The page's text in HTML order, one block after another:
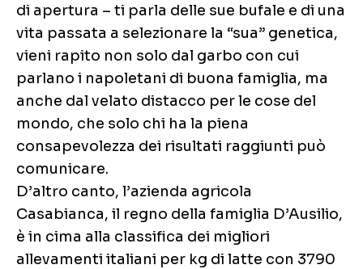
di apertura – ti parla delle sue bufale e di una
vita passata a selezionare la “sua” genetica,
vieni rapito non solo dal garbo con cui
parlano i napoletani di buona famiglia, ma
anche dal velato distacco per le cose del
mondo, che solo chi ha la piena
consapevolezza dei risultati raggiunti può
comunicare.
D’altro canto, l’azienda agricola
Casabianca, il regno della famiglia D’Ausilio,
è in cima alla classifica dei migliori
allevamenti italiani per kg di latte con 3790